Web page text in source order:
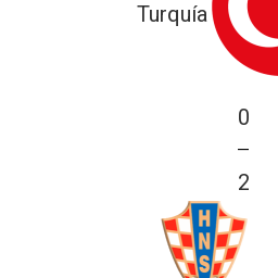
Turquía
0
—
2